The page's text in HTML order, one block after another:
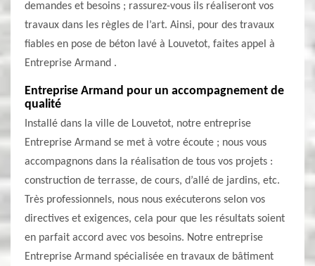
demandes et besoins ; rassurez-vous ils réaliseront vos
travaux dans les règles de l’art. Ainsi, pour des travaux
fiables en pose de béton lavé à Louvetot, faites appel à
Entreprise Armand .
Entreprise Armand pour un accompagnement de
qualité
Installé dans la ville de Louvetot, notre entreprise
Entreprise Armand se met à votre écoute ; nous vous
accompagnons dans la réalisation de tous vos projets :
construction de terrasse, de cours, d’allé de jardins, etc.
Très professionnels, nous nous exécuterons selon vos
directives et exigences, cela pour que les résultats soient
en parfait accord avec vos besoins. Notre entreprise
Entreprise Armand spécialisée en travaux de bâtiment